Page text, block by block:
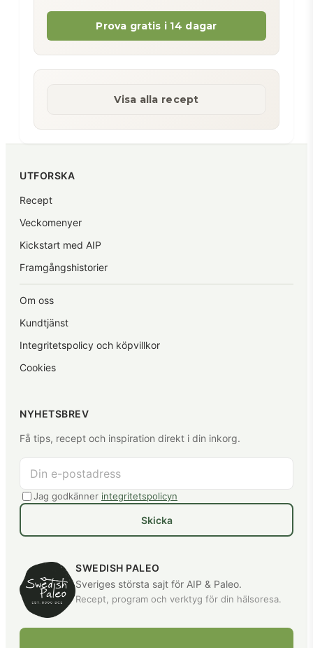
Prova gratis i 14 dagar
Visa alla recept
SWEDISH PALEO
Sveriges största sajt för AIP & Paleo.
Recept, program och verktyg för din hälsoresa.
UTFORSKA
Recept
Veckomenyer
Kickstart med AIP
Framgångshistorier
Om oss
Kundtjänst
Integritetspolicy och köpvillkor
Cookies
NYHETSBREV
Få tips, recept och inspiration direkt i din inkorg.
Jag godkänner integritetspolicyn
Skicka